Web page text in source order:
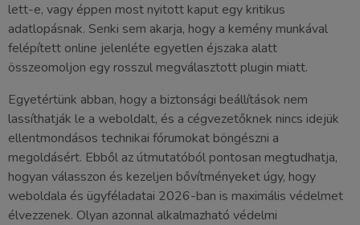
lett-e, vagy éppen most nyitott kaput egy kritikus
adatlopásnak. Senki sem akarja, hogy a kemény munkával
felépített online jelenléte egyetlen éjszaka alatt
összeomoljon egy rosszul megválasztott plugin miatt.
Egyetértünk abban, hogy a biztonsági beállítások nem
lassíthatják le a weboldalt, és a cégvezetőknek nincs idejük
ellentmondásos technikai fórumokat böngészni a
megoldásért. Ebből az útmutatóból pontosan megtudhatja,
hogyan válasszon és kezeljen bővítményeket úgy, hogy
weboldala és ügyféladatai 2026-ban is maximális védelmet
élvezzenek. Olyan azonnal alkalmazható védelmi